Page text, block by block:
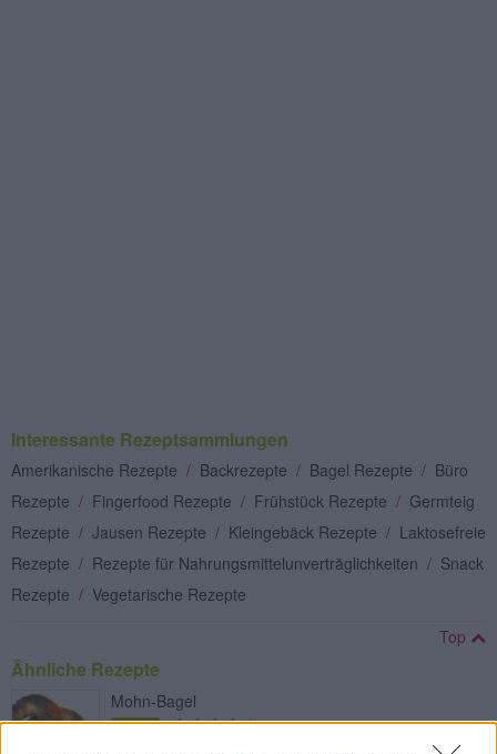
Interessante Rezeptsammlungen
Amerikanische Rezepte / Backrezepte / Bagel Rezepte / Büro
Rezepte / Fingerfood Rezepte / Frühstück Rezepte / Germteig
Rezepte / Jausen Rezepte / Kleingebäck Rezepte / Laktosefreie
Rezepte / Rezepte für Nahrungsmittelunverträglichkeiten / Snack
Rezepte / Vegetarische Rezepte
Top
Ähnliche Rezepte
Mohn-Bagel
Leicht